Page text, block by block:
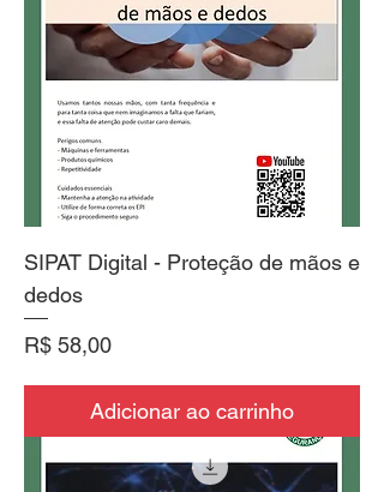
SIPAT Digital - Proteção de mãos e
dedos
Preço
R$ 58,00
Adicionar ao carrinho